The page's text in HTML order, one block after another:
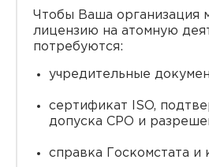
Чтобы Ваша организация
лицензию на атомную
потребуются:
учредительные
сертификат ISO,
допуска СРО и
справка Госкомстата и